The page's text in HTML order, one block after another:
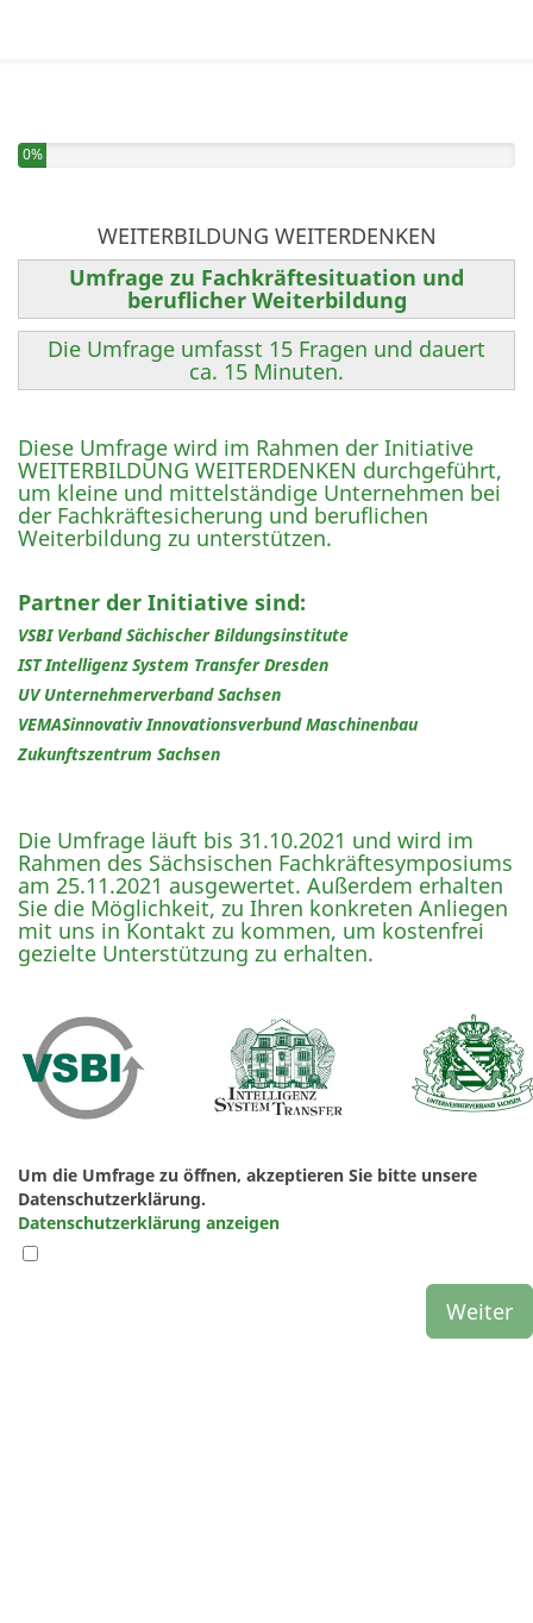
0%
WEITERBILDUNG WEITERDENKEN
Umfrage zu Fachkräftesituation und
beruflicher Weiterbildung
Die Umfrage umfasst 15 Fragen und dauert
ca. 15 Minuten.
Diese Umfrage wird im Rahmen der Initiative
WEITERBILDUNG WEITERDENKEN durchgeführt,
um kleine und mittelständige Unternehmen bei
der Fachkräftesicherung und beruflichen
Weiterbildung zu unterstützen.
Partner der Initiative sind:
VSBI Verband Sächischer Bildungsinstitute
IST Intelligenz System Transfer Dresden
UV Unternehmerverband Sachsen
VEMASinnovativ Innovationsverbund Maschinenbau
Zukunftszentrum Sachsen
Die Umfrage läuft bis 31.10.2021 und wird im
Rahmen des Sächsischen Fachkräftesymposiums
am 25.11.2021 ausgewertet. Außerdem erhalten
Sie die Möglichkeit, zu Ihren konkreten Anliegen
mit uns in Kontakt zu kommen, um kostenfrei
gezielte Unterstützung zu erhalten.
Um die Umfrage zu öffnen, akzeptieren Sie bitte unsere
Datenschutzerklärung.
Datenschutzerklärung anzeigen
Weiter